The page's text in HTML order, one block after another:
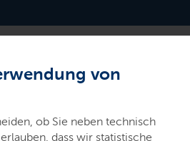
von
ob Sie neben technisch
dass wir statistische